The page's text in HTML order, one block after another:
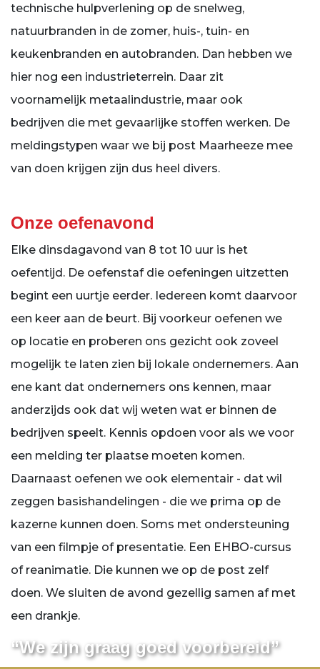
technische hulpverlening op de snelweg,
natuurbranden in de zomer, huis-, tuin- en
keukenbranden en autobranden. Dan hebben we
hier nog een industrieterrein. Daar zit
voornamelijk metaalindustrie, maar ook
bedrijven die met gevaarlijke stoffen werken. De
meldingstypen waar we bij post Maarheeze mee
van doen krijgen zijn dus heel divers.
Onze oefenavond
Elke dinsdagavond van 8 tot 10 uur is het
oefentijd. De oefenstaf die oefeningen uitzetten
begint een uurtje eerder. Iedereen komt daarvoor
een keer aan de beurt. Bij voorkeur oefenen we
op locatie en proberen ons gezicht ook zoveel
mogelijk te laten zien bij lokale ondernemers. Aan
ene kant dat ondernemers ons kennen, maar
anderzijds ook dat wij weten wat er binnen de
bedrijven speelt. Kennis opdoen voor als we voor
een melding ter plaatse moeten komen.
Daarnaast oefenen we ook elementair - dat wil
zeggen basishandelingen - die we prima op de
kazerne kunnen doen. Soms met ondersteuning
van een filmpje of presentatie. Een EHBO-cursus
of reanimatie. Die kunnen we op de post zelf
doen. We sluiten de avond gezellig samen af met
een drankje.
“We zijn graag goed voorbereid”